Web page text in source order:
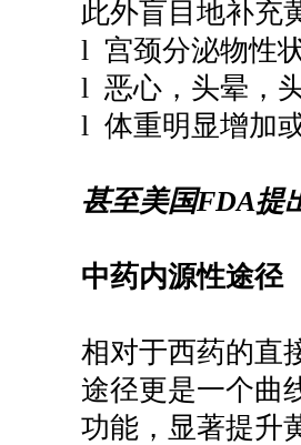
此外盲目地补充
l 宫颈分泌物性
l 恶心，头晕，
l 体重明显增加
甚至美国FDA提
中药内源性途径
相对于西药的直
途径更是一个曲
功能，显著提升